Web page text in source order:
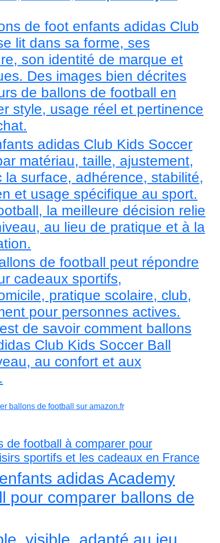
de foot enfants adidas Club
lit dans sa forme, ses
son identité de marque et
Des images bien décrites
de ballons de football en
style, usage réel et pertinence
adidas Club Kids Soccer
matériau, taille, ajustement,
la surface, adhérence, stabilité,
et usage spécifique au sport.
la meilleure décision relie
au lieu de pratique et à la
de football peut répondre
cadeaux sportifs,
pratique scolaire, club,
pour personnes actives.
de savoir comment ballons
Club Kids Soccer Ball
au confort et aux
ballons de football sur amazon.fr
de football à comparer pour
sportifs et les cadeaux en France
adidas Academy
pour comparer ballons de